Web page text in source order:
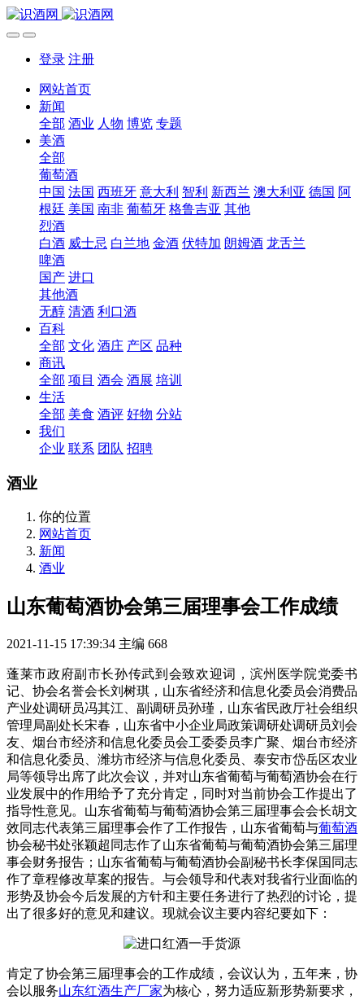
登录 注册
网站首页
新闻
全部 酒业 人物 博览 专题
美酒
全部
葡萄酒
中国 法国 西班牙 意大利 智利 新西兰 澳大利亚 德国 阿
根廷 美国 南非 葡萄牙 格鲁吉亚 其他
烈酒
白酒 威士忌 白兰地 金酒 伏特加 朗姆酒 龙舌兰
啤酒
国产 进口
其他酒
无醇 清酒 利口酒
百科
全部 文化 酒庄 产区 品种
商讯
全部 项目 酒会 酒展 培训
生活
全部 美食 酒评 好物 分站
我们
企业 联系 团队 招聘
酒业
你的位置
网站首页
新闻
酒业
山东葡萄酒协会第三届理事会工作成绩
2021-11-15 17:39:34 主编 668
蓬莱市政府副市长孙传武到会致欢迎词，滨州医学院党委书
记、协会名誉会长刘树琪，山东省经济和信息化委员会消费品
产业处调研员冯其江、副调研员孙瑾，山东省民政厅社会组织
管理局副处长宋春，山东省中小企业局政策调研处调研员刘会
友、烟台市经济和信息化委员会工委委员李广聚、烟台市经济
和信息化委员、潍坊市经济与信息化委员、泰安市岱岳区农业
局等领导出席了此次会议，并对山东省葡萄与葡萄酒协会在行
业发展中的作用给予了充分肯定，同时对当前协会工作提出了
指导性意见。山东省葡萄与葡萄酒协会第三届理事会会长胡文
效同志代表第三届理事会作了工作报告，山东省葡萄与葡萄酒
协会秘书处张颖超同志作了山东省葡萄与葡萄酒协会第三届理
事会财务报告；山东省葡萄与葡萄酒协会副秘书长李保国同志
作了章程修改草案的报告。与会领导和代表对我省行业面临的
形势及协会今后发展的方针和主要任务进行了热烈的讨论，提
出了很多好的意见和建议。现就会议主要内容纪要如下：
肯定了协会第三届理事会的工作成绩，会议认为，五年来，协
会以服务山东红酒生产厂家为核心，努力适应新形势新要求，